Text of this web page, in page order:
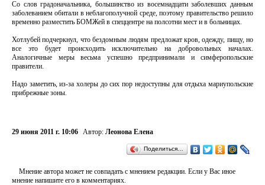
Со слов градоначальника, большинство из восемнадцати заболевших данным
заболеванием обитали в неблагополучной среде, поэтому правительство решило
временно разместить БОМЖей в спеццентре на полсотни мест и в больницах.
Хотлубей подчеркнул, что бездомным людям предложат кров, одежду, пищу, но
все это будет происходить исключительно на добровольных началах.
Аналогичные меры весьма успешно предпринимали и симферопольские
правители.
Надо заметить, из-за холеры до сих пор недоступны для отдыха мариупольские
прибрежные зоны.
29 июня 2011 г. 10:06 Автор: Леонова Елена
Поделиться…
Мнение автора может не совпадать с мнением редакции. Если у Вас иное
мнение напишите его в комментариях.